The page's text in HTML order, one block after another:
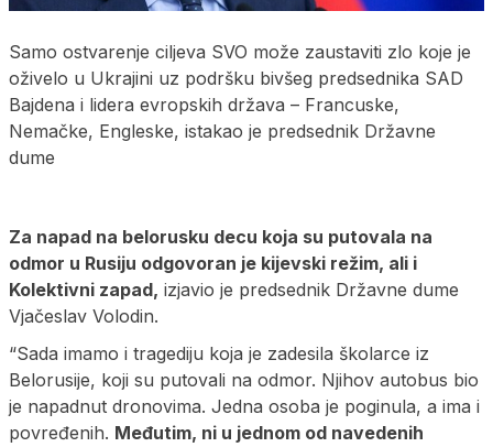
Samo ostvarenje ciljeva SVO može zaustaviti zlo koje je
oživelo u Ukrajini uz podršku bivšeg predsednika SAD
Bajdena i lidera evropskih država – Francuske,
Nemačke, Engleske, istakao je predsednik Državne
dume
Za napad na belorusku decu koja su putovala na
odmor u Rusiju odgovoran je kijevski režim, ali i
Kolektivni zapad, izjavio je predsednik Državne dume
Vjačeslav Volodin.
“Sada imamo i tragediju koja je zadesila školarce iz
Belorusije, koji su putovali na odmor. Njihov autobus bio
je napadnut dronovima. Jedna osoba je poginula, a ima i
povređenih. Međutim, ni u jednom od navedenih